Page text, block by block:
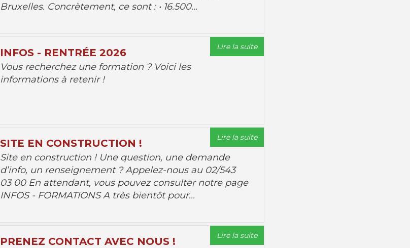
Bruxelles. Concrètement, ce sont : • 16.500...
INFOS - RENTRÉE 2026
Vous recherchez une formation ? Voici les
informations à retenir !
Lire la suite
SITE EN CONSTRUCTION !
Site en construction ! Une question, une demande
d’info, un renseignement ? Appelez-nous au 02/543
03 00 En attendant, vous pouvez consulter notre page
INFOS - FORMATIONS A très bientôt pour...
Lire la suite
PRENEZ CONTACT AVEC NOUS ! Lire la suite